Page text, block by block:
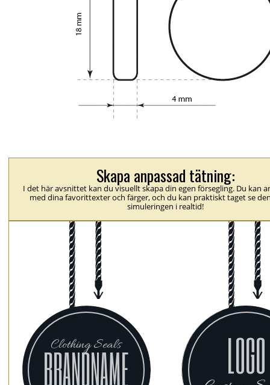
Skapa anpassad tätning:
I det här avsnittet kan du visuellt skapa din egen försegling. Du kan
med dina favorittexter och färger, och du kan praktiskt taget se
simuleringen i realtid!